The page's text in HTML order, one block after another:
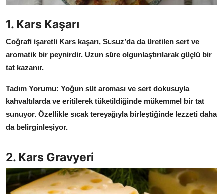
Anne & Bebek Beslenmesi
Gıda Sözlüğü & Nedir?
Yemek Tarifleri & Menüler
1. Kars Kaşarı
Coğrafi işaretli Kars kaşarı, Susuz’da da üretilen sert ve
aromatik bir peynirdir. Uzun süre olgunlaştırılarak güçlü bir
tat kazanır.
Tadım Yorumu: Yoğun süt aroması ve sert dokusuyla
kahvaltılarda ve eritilerek tüketildiğinde mükemmel bir tat
sunuyor. Özellikle sıcak tereyağıyla birleştiğinde lezzeti daha
da belirginleşiyor.
2. Kars Gravyeri